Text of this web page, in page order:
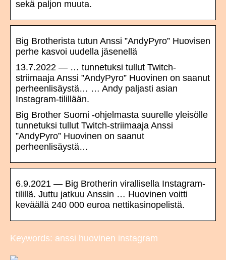
sekä paljon muuta.
Big Brotherista tutun Anssi ”AndyPyro” Huovisen
perhe kasvoi uudella jäsenellä
13.7.2022 — … tunnetuksi tullut Twitch-
striimaaja Anssi ”AndyPyro” Huovinen on saanut
perheenlisäystä… … Andy paljasti asian
Instagram-tilillään.
Big Brother Suomi -ohjelmasta suurelle yleisölle
tunnetuksi tullut Twitch-striimaaja Anssi
”AndyPyro” Huovinen on saanut
perheenlisäystä…
6.9.2021 — Big Brotherin virallisella Instagram-
tilillä. Juttu jatkuu Anssin … Huovinen voitti
keväällä 240 000 euroa nettikasinopelistä.
Keywords: anssi huovinen instagram